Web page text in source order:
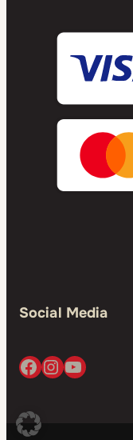
Social Media
Facebook
Instagram
YouTube